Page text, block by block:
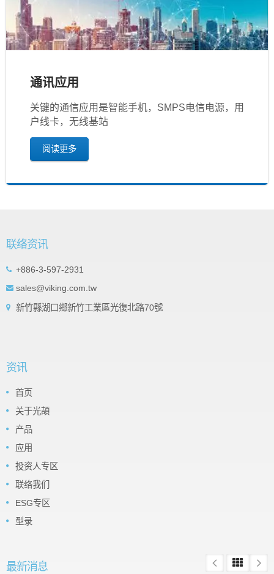
通讯应用
关键的通信应用是智能手机，SMPS电信电源，用
户线卡，无线基站
阅读更多
联络资讯
+886-3-597-2931
sales@viking.com.tw
新竹縣湖口鄉新竹工業區光復北路70號
资讯
首页
关于光頡
产品
应用
投资人专区
联络我们
ESG专区
型录
最新消息